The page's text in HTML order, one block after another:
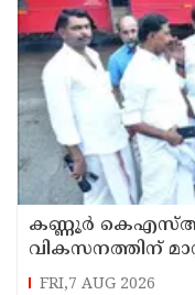
കണ്ണൂർ
വികസനത്തിന്
സമർപ്പിക്കും :
FRI,7 AUG 2026